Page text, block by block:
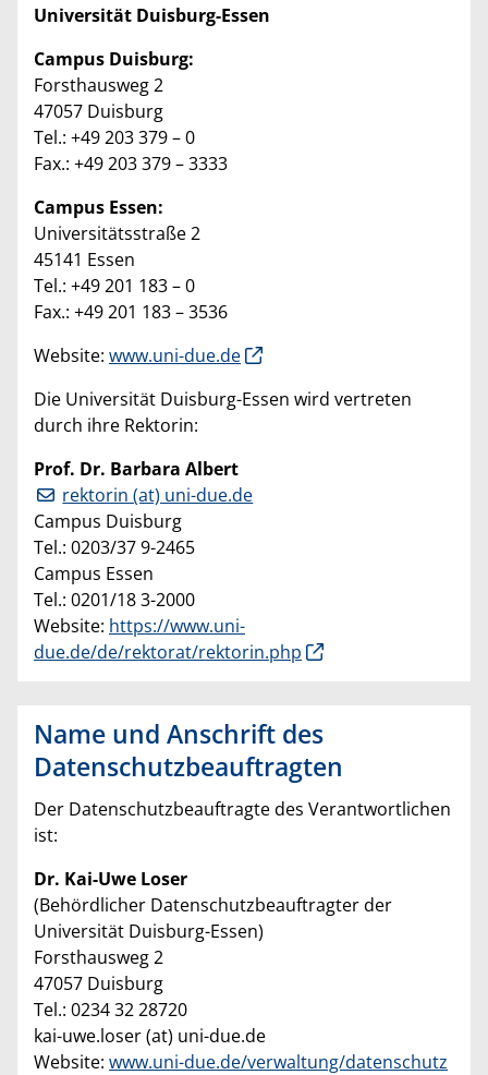
Universität Duisburg-Essen
Campus Duisburg:
Forsthausweg 2
47057 Duisburg
Tel.: +49 203 379 – 0
Fax.: +49 203 379 – 3333
Campus Essen:
Universitätsstraße 2
45141 Essen
Tel.: +49 201 183 – 0
Fax.: +49 201 183 – 3536
Website: www.uni-due.de
Die Universität Duisburg-Essen wird vertreten
durch ihre Rektorin:
Prof. Dr. Barbara Albert
rektorin (at) uni-due.de
Campus Duisburg
Tel.: 0203/37 9-2465
Campus Essen
Tel.: 0201/18 3-2000
Website: https://www.uni-
due.de/de/rektorat/rektorin.php
Name und Anschrift des
Datenschutzbeauftragten
Der Datenschutzbeauftragte des Verantwortlichen
ist:
Dr. Kai-Uwe Loser
(Behördlicher Datenschutzbeauftragter der
Universität Duisburg-Essen)
Forsthausweg 2
47057 Duisburg
Tel.: 0234 32 28720
kai-uwe.loser (at) uni-due.de
Website: www.uni-due.de/verwaltung/datenschutz